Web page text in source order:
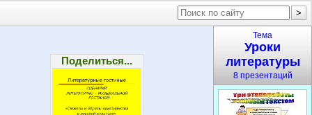
Поделиться...
Тема
Уроки
литературы
8 презентаций